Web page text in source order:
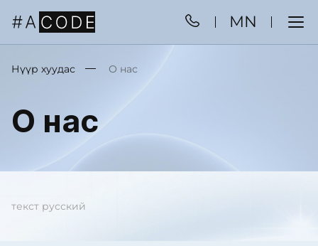
MN
Нүүр хуудас О нас
О нас
текст русский